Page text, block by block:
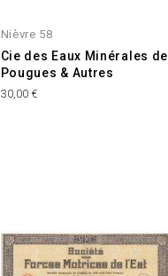
Nièvre 58
Cie des Eaux Minérales de
Pougues & Autres
Prix
30,00 €